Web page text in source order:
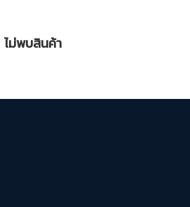
ไม่พบสินค้า